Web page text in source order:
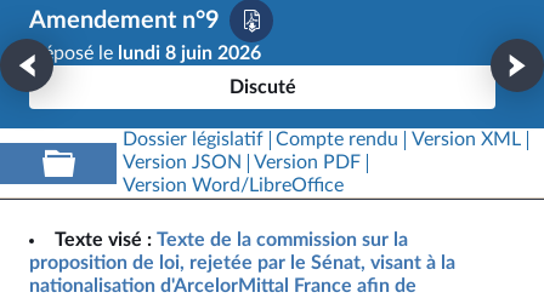
Amendement n°9
Déposé le lundi 8 juin 2026
Discuté
Dossier législatif Compte rendu
Version XML
Version JSON
Version PDF
Version Word/LibreOffice
Texte visé : Texte de la commission sur la
proposition de loi, rejetée par le Sénat, visant à la
nationalisation d'ArcelorMittal France afin de